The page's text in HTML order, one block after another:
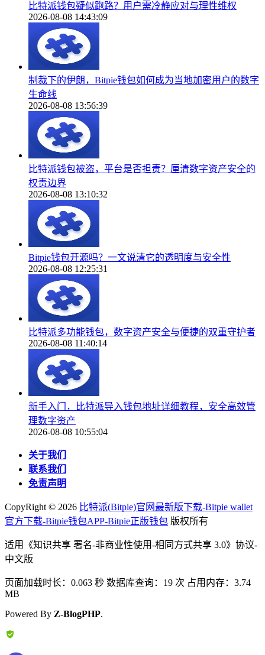
比特派钱包疑似跑路？用户需冷静应对与理性维权
2026-08-08 14:43:09
制裁下的伊朗，Bitpie钱包如何成为当地加密用户的数字
生命线
2026-08-08 13:56:39
比特派钱包被盗，平台是否担责？厘清数字资产安全的
权责边界
2026-08-08 13:10:32
Bitpie钱包开源吗？一文说清它的透明度与安全性
2026-08-08 12:25:31
比特派多功能钱包，数字资产安全与便捷的双重守护者
2026-08-08 11:40:14
新手入门，比特派导入钱包地址详细教程，安全高效管
理数字资产
2026-08-08 10:55:04
关于我们
联系我们
免责声明
CopyRight © 2026 比特派(Bitpie)官网最新版下载-Bitpie wallet
官方下载-Bitpie钱包APP-Bitpie正版钱包 版权所有
适用《知识共享 署名-非商业性使用-相同方式共享 3.0》协议-
中文版
页面加载时长：0.063 秒 数据库查询：19 次 占用内存：3.74
MB
Powered By Z-BlogPHP.